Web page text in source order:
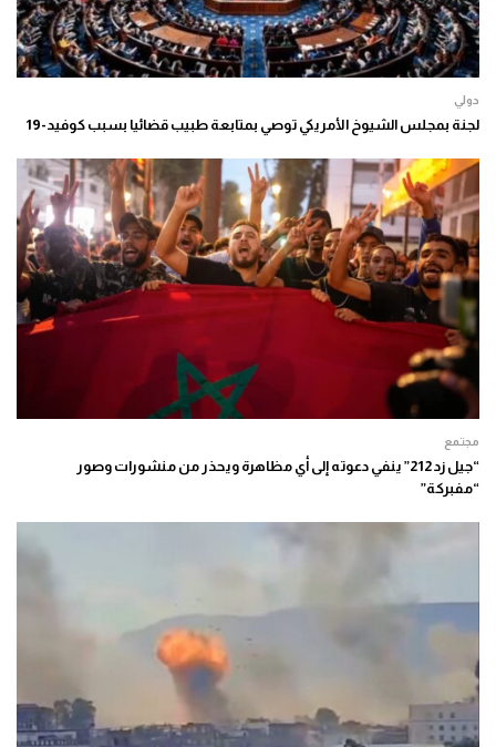
دولي
لجنة بمجلس الشيوخ الأمريكي توصي بمتابعة طبيب قضائيا بسبب كوفيد-19
مجتمع
“جيل زد 212” ينفي دعوته إلى أي مظاهرة ويحذر من منشورات وصور
“مفبركة”